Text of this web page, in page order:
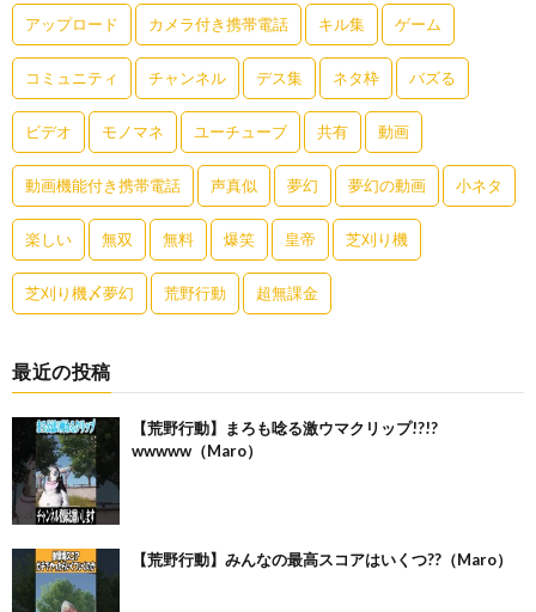
アップロード カメラ付き携帯電話 キル集 ゲーム
コミュニティ チャンネル デス集 ネタ枠 バズる
ビデオ モノマネ ユーチューブ 共有 動画
動画機能付き携帯電話 声真似 夢幻 夢幻の動画 小ネタ
楽しい 無双 無料 爆笑 皇帝 芝刈り機
芝刈り機〆夢幻 荒野行動 超無課金
最近の投稿
【荒野行動】まろも唸る激ウマクリップ!?!?
wwwww（Maro）
【荒野行動】みんなの最高スコアはいくつ??（Maro）